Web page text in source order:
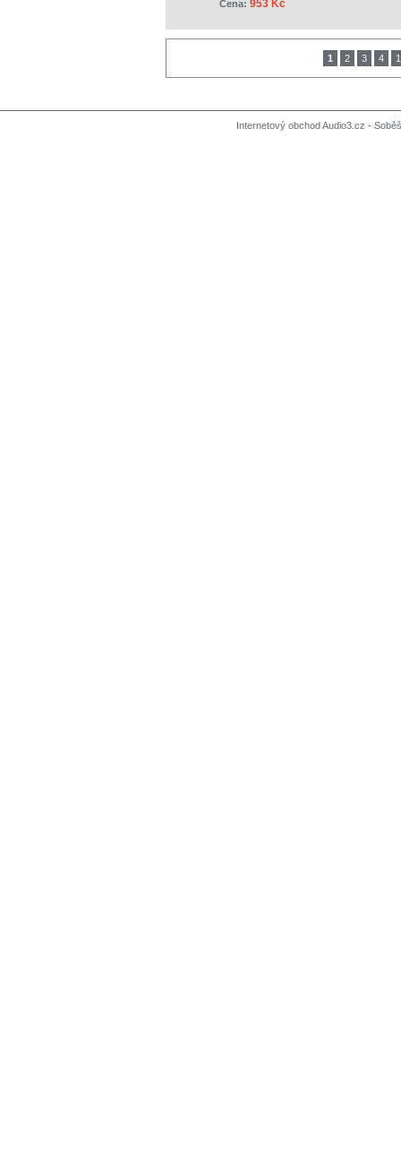
Cena: 953 Kč
1 2 3 4
Internetový obchod Audio3.cz -